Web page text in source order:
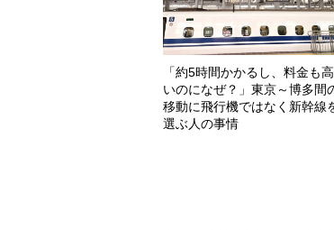
「約5時間かかるし、料金も高
いのになぜ？」東京～博多間
移動に飛行機ではなく新幹線
選ぶ人の事情